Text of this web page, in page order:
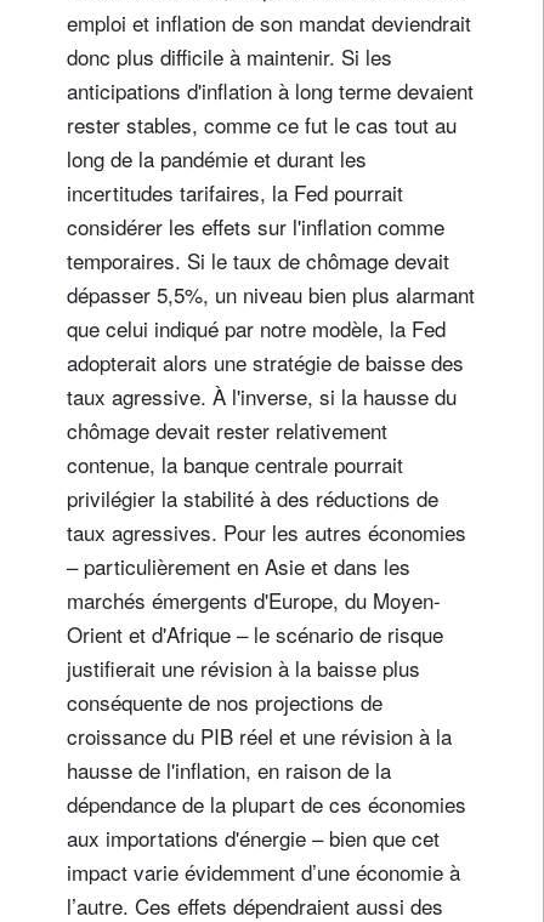
emploi et inflation de son mandat deviendrait
donc plus difficile à maintenir. Si les
anticipations d'inflation à long terme devaient
rester stables, comme ce fut le cas tout au
long de la pandémie et durant les
incertitudes tarifaires, la Fed pourrait
considérer les effets sur l'inflation comme
temporaires. Si le taux de chômage devait
dépasser 5,5%, un niveau bien plus alarmant
que celui indiqué par notre modèle, la Fed
adopterait alors une stratégie de baisse des
taux agressive. À l'inverse, si la hausse du
chômage devait rester relativement
contenue, la banque centrale pourrait
privilégier la stabilité à des réductions de
taux agressives. Pour les autres économies
– particulièrement en Asie et dans les
marchés émergents d'Europe, du Moyen-
Orient et d'Afrique – le scénario de risque
justifierait une révision à la baisse plus
conséquente de nos projections de
croissance du PIB réel et une révision à la
hausse de l'inflation, en raison de la
dépendance de la plupart de ces économies
aux importations d'énergie – bien que cet
impact varie évidemment d’une économie à
l’autre. Ces effets dépendraient aussi des